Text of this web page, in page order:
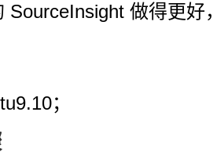
SourceInsight 做得更好
；